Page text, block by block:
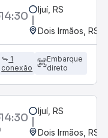
14:30 Ijuí, RS
Dois Irmãos, RS
1
conexão
Embarque
direto
14:30 Ijuí, RS
Dois Irmãos, RS